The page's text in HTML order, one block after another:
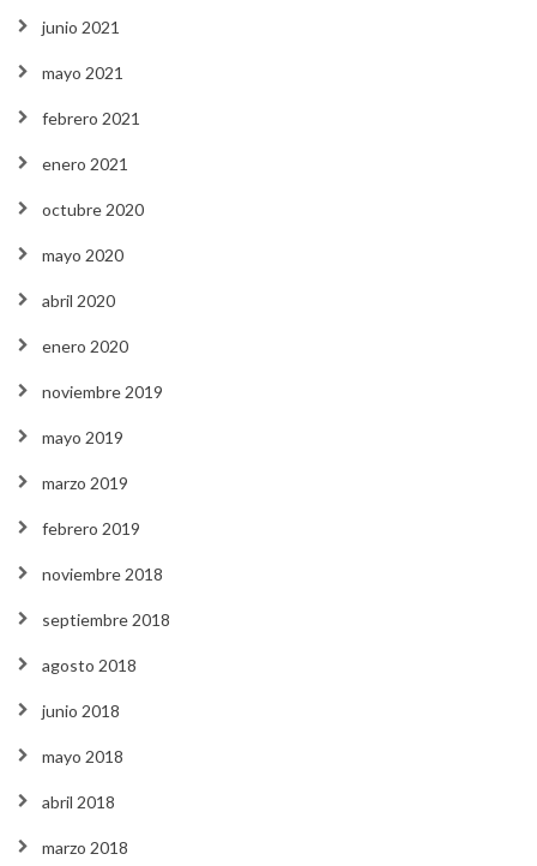
junio 2021
mayo 2021
febrero 2021
enero 2021
octubre 2020
mayo 2020
abril 2020
enero 2020
noviembre 2019
mayo 2019
marzo 2019
febrero 2019
noviembre 2018
septiembre 2018
agosto 2018
junio 2018
mayo 2018
abril 2018
marzo 2018